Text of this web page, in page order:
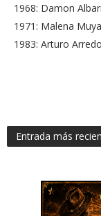
1968: Damon
1971: Malena
1983: Arturo
Entrada más